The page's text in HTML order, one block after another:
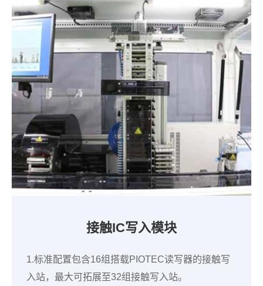
接触IC写入模块
1.标准配置包含16组搭载PIOTEC读写器的接触写
入站，最大可拓展至32组接触写入站。